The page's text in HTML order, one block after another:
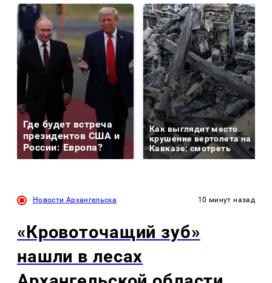
Где будет встреча
президентов США и
России: Европа?
Как выглядит место
крушение вертолета на
Кавказе: смотреть
Новости Архангельска 10 минут назад
«Кровоточащий зуб»
нашли в лесах